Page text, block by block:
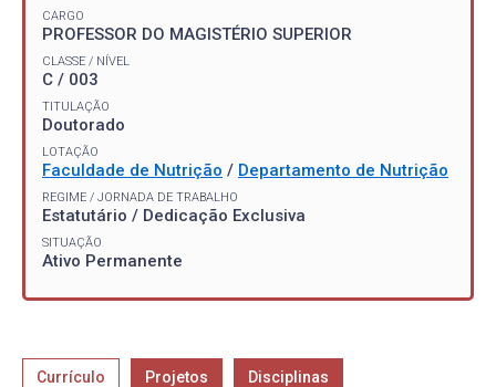
CARGO
PROFESSOR DO MAGISTÉRIO SUPERIOR
CLASSE / NÍVEL
C / 003
TITULAÇÃO
Doutorado
LOTAÇÃO
Faculdade de Nutrição / Departamento de Nutrição
REGIME / JORNADA DE TRABALHO
Estatutário / Dedicação Exclusiva
SITUAÇÃO
Ativo Permanente
Currículo Projetos Disciplinas